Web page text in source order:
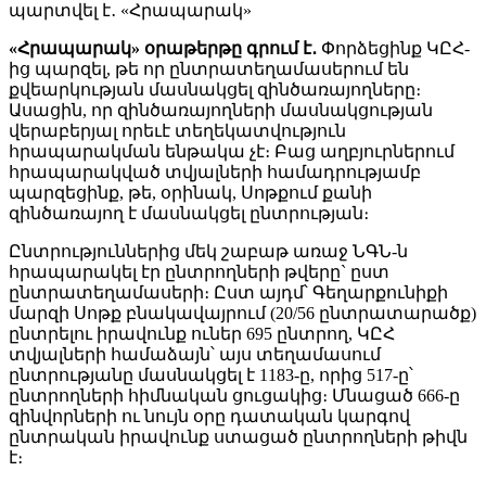
«Հրապարակ» օրաթերթը գրում է․ Փորձեցինք ԿԸՀ-
ից պարզել, թե որ ընտրատեղամասերում են
քվեարկության մասնակցել զինծառայողները։
Ասացին, որ զինծառայողների մասնակցության
վերաբերյալ որեւէ տեղեկատվություն
հրապարակման ենթակա չէ։ Բաց աղբյուրներում
հրապարակված տվյալների համադրությամբ
պարզեցինք, թե, օրինակ, Սոթքում քանի
զինծառայող է մասնակցել ընտրության։
Ընտրություններից մեկ շաբաթ առաջ ՆԳՆ-ն
հրապարակել էր ընտրողների թվերը` ըստ
ընտրատեղամասերի։ Ըստ այդմ՝ Գեղարքունիքի
մարզի Սոթք բնակավայրում (20/56 ընտրատարածք)
ընտրելու իրավունք ուներ 695 ընտրող, ԿԸՀ
տվյալների համաձայն՝ այս տեղամասում
ընտրությանը մասնակցել է 1183-ը, որից 517-ը՝
ընտրողների հիմնական ցուցակից։ Մնացած 666-ը
զինվորների ու նույն օրը դատական կարգով
ընտրական իրավունք ստացած ընտրողների թիվն
է։